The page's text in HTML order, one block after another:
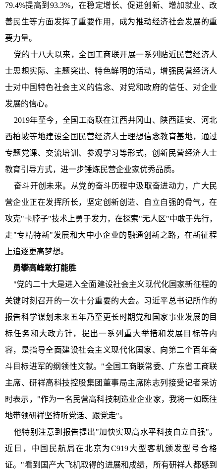
79.4%提高到93.3%，在稳定增长、促进创新、增加就业、改
善民生等方面发挥了重要作用，成为推动经济社会发展的重
要力量。
党的十八大以来，全国工商联开展一系列贴近民营经济人
士思想实际、主题突出、特色鲜明的活动，增强民营经济人
士对中国特色社会主义的信念、对党和政府的信任、对企业
发展的信心。
2019年至今，全国工商联在江西井冈山、陕西延安、河北
西柏坡等地建设全国民营经济人士理想信念教育基地，通过
专题党课、交流培训、参观学习等形式，创新民营经济人士
教育引导方式，进一步锤炼民营企业家优秀品质。
奋斗开创未来。从党的奋斗历程中汲取奋进动力，广大民
营企业正在发挥所长，坚定创新创造、自立自强的骨气，在
攻克"卡脖子"技术上勇于发力，在探索"无人区"中敢于先行，
走"专精特新"发展和大中小企业的融通创新之路，在新征程
上追逐更高梦想。
勇攀高峰敢打能胜
"党的二十大是进入全面建设社会主义现代化国家新征程的
关键时刻召开的一次十分重要的大会。习近平总书记所作的
报告科学谋划未来五年乃至更长时期党和国家事业发展的目
标任务和大政方针，提出一系列重大举措和发展目标等内
容，是指导全面建设社会主义现代化国家、向第二个百年奋
斗目标进军的纲领性文献。"全国工商联常委、广东省工商联
主席、研祥高科技控股集团董事局主席陈志列接受记者采访
时表示，"作为一名民营高科技制造业企业家，我将一如既往
地带领研祥坚持听党话、跟党走"。
他特别注意到报告提出"加快实现高水平科技自立自强"。
近日，中国民航局在北京为C919大型客机颁发型号合格
证。"看到国产大飞机取得的进展和成绩，所有研祥人都感到